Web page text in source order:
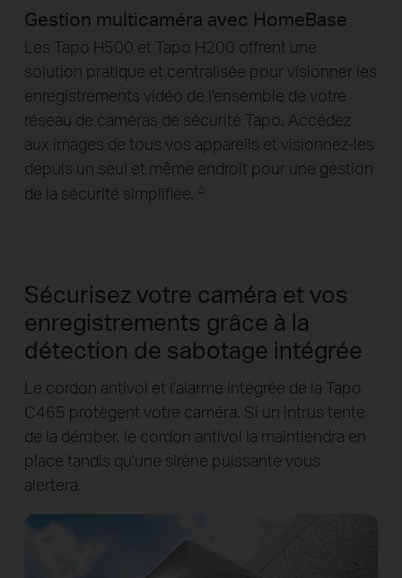
Gestion multicaméra avec HomeBase
Les Tapo H500 et Tapo H200 offrent une
solution pratique et centralisée pour visionner les
enregistrements vidéo de l'ensemble de votre
réseau de caméras de sécurité Tapo. Accédez
aux images de tous vos appareils et visionnez-les
depuis un seul et même endroit pour une gestion
de la sécurité simplifiée.
Sécurisez votre caméra et vos
enregistrements grâce à la
détection de sabotage intégrée
Le cordon antivol et l'alarme intégrée de la Tapo
C465 protègent votre caméra. Si un intrus tente
de la dérober, le cordon antivol la maintiendra en
place tandis qu'une sirène puissante vous
alertera.